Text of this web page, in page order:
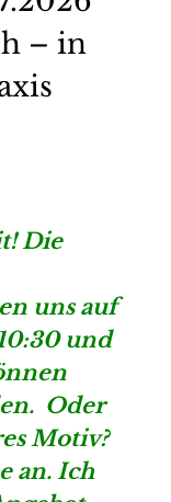
Die
uns auf
und
Oder
Motiv?
an. Ich